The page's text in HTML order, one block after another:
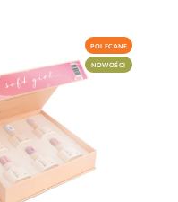
POLECANE
NOWOŚCI